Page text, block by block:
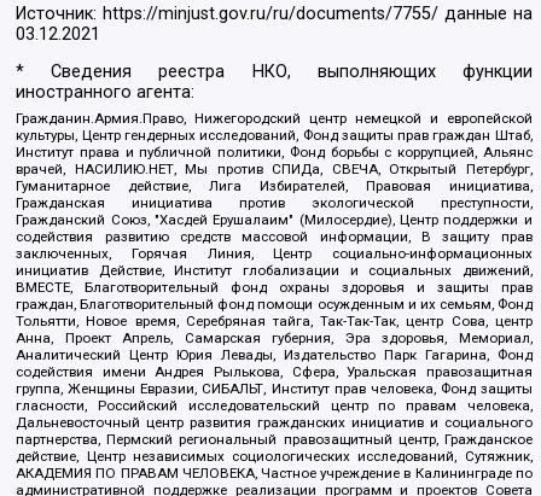
Источник: https://minjust.gov.ru/ru/documents/7755/ данные на
03.12.2021
* Сведения реестра НКО, выполняющих функции
иностранного агента:
Гражданин.Армия.Право, Нижегородский центр немецкой и европейской
культуры, Центр гендерных исследований, Фонд защиты прав граждан Штаб,
Институт права и публичной политики, Фонд борьбы с коррупцией, Альянс
врачей, НАСИЛИЮ.НЕТ, Мы против СПИДа, СВЕЧА, Открытый Петербург,
Гуманитарное действие, Лига Избирателей, Правовая инициатива,
Гражданская инициатива против экологической преступности,
Гражданский Союз, "Хасдей Ерушалаим" (Милосердие), Центр поддержки и
содействия развитию средств массовой информации, В защиту прав
заключенных, Горячая Линия, Центр социально-информационных
инициатив Действие, Институт глобализации и социальных движений,
ВМЕСТЕ, Благотворительный фонд охраны здоровья и защиты прав
граждан, Благотворительный фонд помощи осужденным и их семьям, Фонд
Тольятти, Новое время, Серебряная тайга, Так-Так-Так, центр Сова, центр
Анна, Проект Апрель, Самарская губерния, Эра здоровья, Мемориал,
Аналитический Центр Юрия Левады, Издательство Парк Гагарина, Фонд
содействия имени Андрея Рылькова, Сфера, Уральская правозащитная
группа, Женщины Евразии, СИБАЛЬТ, Институт прав человека, Фонд защиты
гласности, Российский исследовательский центр по правам человека,
Дальневосточный центр развития гражданских инициатив и социального
партнерства, Пермский региональный правозащитный центр, Гражданское
действие, Центр независимых социологических исследований, Сутяжник,
АКАДЕМИЯ ПО ПРАВАМ ЧЕЛОВЕКА, Частное учреждение в Калининграде по
административной поддержке реализации программ и проектов Совета